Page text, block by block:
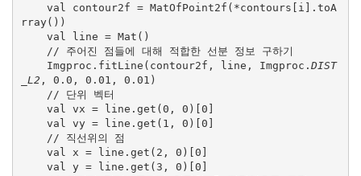
rray())
    Imgproc.fitLine(contour2f, line, Imgproc.
DIST
_L2 , 0.0, 0.01, 0.01)